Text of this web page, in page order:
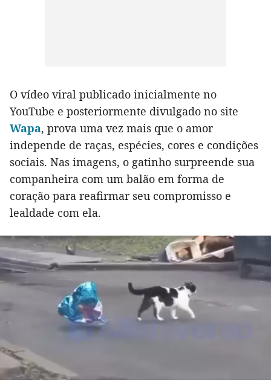
O vídeo viral publicado inicialmente no
YouTube e posteriormente divulgado no site
Wapa, prova uma vez mais que o amor
independe de raças, espécies, cores e condições
sociais. Nas imagens, o gatinho surpreende sua
companheira com um balão em forma de
coração para reafirmar seu compromisso e
lealdade com ela.